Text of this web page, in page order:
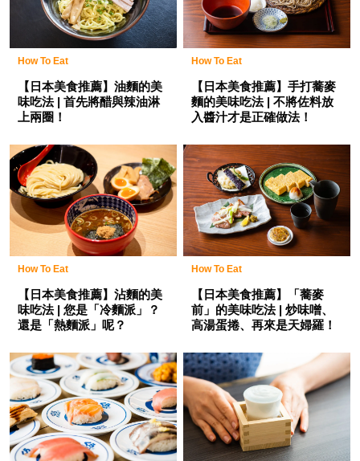
How To Eat
【日本美食推薦】油麵的美
味吃法 | 首先將醋與辣油淋
上兩圈！
How To Eat
【日本美食推薦】手打蕎麥
麵的美味吃法 | 不將佐料放
入醬汁才是正確做法！
How To Eat
【日本美食推薦】沾麵的美
味吃法 | 您是「冷麵派」？
還是「熱麵派」呢？
How To Eat
【日本美食推薦】「蕎麥
前」的美味吃法 | 炒味噌、
高湯蛋捲、再來是天婦羅！